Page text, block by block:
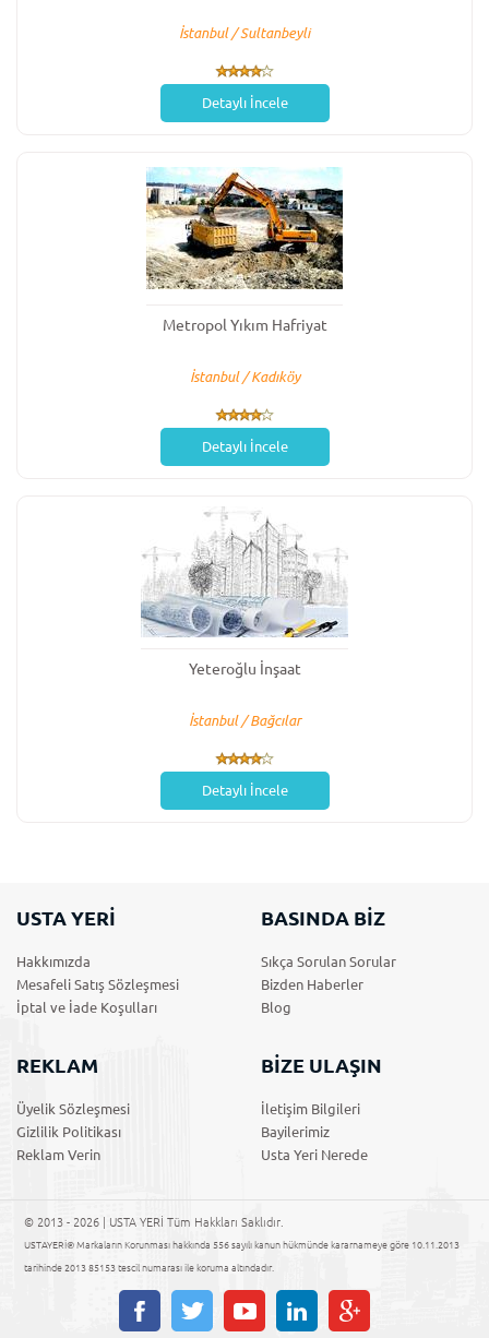
İstanbul / Sultanbeyli
Detaylı İncele
Metropol Yıkım Hafriyat
İstanbul / Kadıköy
Detaylı İncele
Yeteroğlu İnşaat
İstanbul / Bağcılar
Detaylı İncele
USTA YERİ
Hakkımızda
Mesafeli Satış Sözleşmesi
İptal ve İade Koşulları
BASINDA BİZ
Sıkça Sorulan Sorular
Bizden Haberler
Blog
REKLAM
Üyelik Sözleşmesi
Gizlilik Politikası
Reklam Verin
BİZE ULAŞIN
İletişim Bilgileri
Bayilerimiz
Usta Yeri Nerede
© 2013 - 2026 | USTA YERİ Tüm Hakkları Saklıdır.
USTAYERİ® Markaların Korunması hakkında 556 sayılı kanun hükmünde kararnameye göre 10.11.2013
tarihinde 2013 85153 tescil numarası ile koruma altındadır.